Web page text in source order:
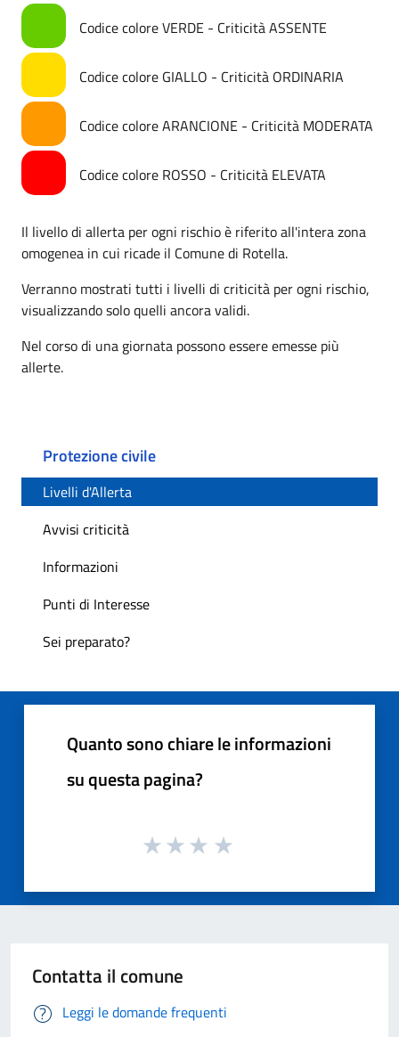
Codice colore VERDE - Criticità ASSENTE
Codice colore GIALLO - Criticità ORDINARIA
Codice colore ARANCIONE - Criticità MODERATA
Codice colore ROSSO - Criticità ELEVATA
Il livello di allerta per ogni rischio è riferito all'intera zona
omogenea in cui ricade il Comune di Rotella.
Verranno mostrati tutti i livelli di criticità per ogni rischio,
visualizzando solo quelli ancora validi.
Nel corso di una giornata possono essere emesse più
allerte.
Protezione civile
Livelli d'Allerta
Avvisi criticità
Informazioni
Punti di Interesse
Sei preparato?
Quanto sono chiare le informazioni
su questa pagina?
Contatta il comune
Leggi le domande frequenti